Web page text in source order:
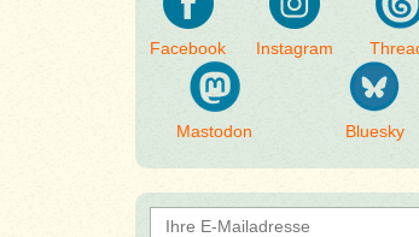
Facebook Instagram
Mastodon Bluesky